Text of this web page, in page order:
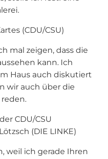
(CDU/CSU)
mal zeigen, dass die
kann. Ich
Haus auch diskutiert
wir auch über die
CDU/CSU
(DIE LINKE)
weil ich gerade Ihren